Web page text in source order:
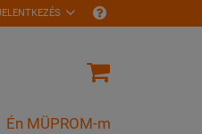
Én MÜPROM-m